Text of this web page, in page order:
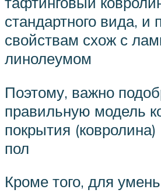
стандартного вида, и
свойствам схож с
линолеумом
Поэтому, важно
правильную модель
покрытия
пол
Кроме того, для